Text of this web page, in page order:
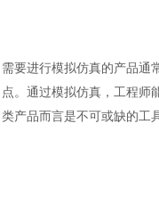
需要进行模拟仿真的产品通
点。通过模拟仿真，工程师
类产品而言是不可或缺的工